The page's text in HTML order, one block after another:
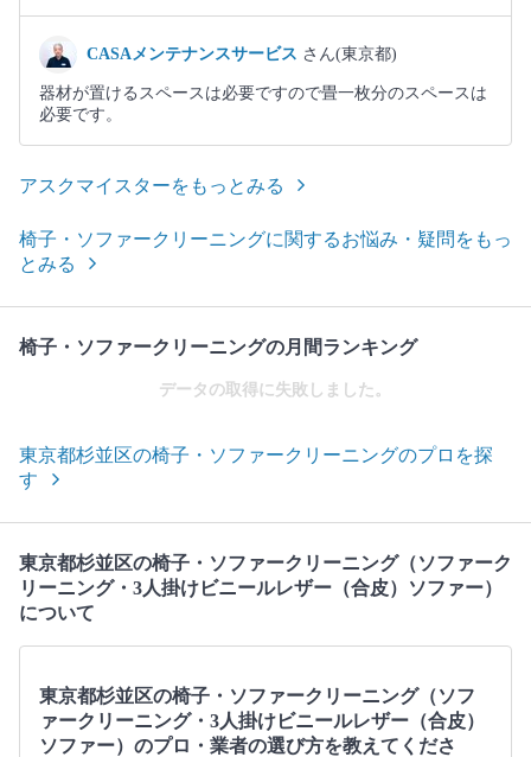
CASAメンテナンスサービス さん(東京都)
器材が置けるスペースは必要ですので畳一枚分のスペースは
必要です。
アスクマイスターをもっとみる
椅子・ソファークリーニングに関するお悩み・疑問をもっ
とみる
椅子・ソファークリーニングの月間ランキング
データの取得に失敗しました。
東京都杉並区の椅子・ソファークリーニングのプロを探
す
東京都杉並区の椅子・ソファークリーニング（ソファーク
リーニング・3人掛けビニールレザー（合皮）ソファー）
について
東京都杉並区の椅子・ソファークリーニング（ソフ
ァークリーニング・3人掛けビニールレザー（合皮）
ソファー）のプロ・業者の選び方を教えてくださ